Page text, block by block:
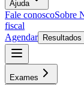
Ajuda
Fale conoscoSobre
fiscal
Agendar
Resultados
Exames